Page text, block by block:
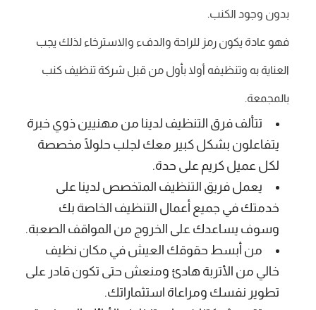
بدون وجود الكنب.
فهو عادة يكون رمز للراحة والدفء والاسترخاء لذلك يجب
العناية به وتنظيفه أولا بأول من قبل شركة تنظيف كنب
بالمجمعة.
تتألف فرق التنظيف لدينا من مهنيين ذوي خبرة
يتفاعلون بشكل كبير معك لجلب حلولًا مخصصة
لكل عميل كريم على حدة.
يعمل فريق التنظيف المتخصص لدينا على
خدمتك في جميع أعمال التنظيف الخاصة بك
وسوف يساعدك على الخروج من المواقف الصعبة.
من أبسط حقوقك العيش في مكان نظيف
خالي من الأتربة هادئ ومنعش حتى تكون قادر على
تطوير نفسك ومراعاة استثماراتك.